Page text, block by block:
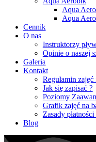
Aqua
Aqua
Cennik
O nas
Instruktorzy
Opinie o naszej
Galeria
Kontakt
Regulamin zajęć
Jak się zapisać ?
Poziomy
Grafik zajęć na
Zasady
Blog